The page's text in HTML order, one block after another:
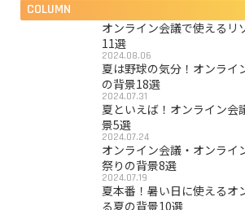
COLUMN
オンライン会議で使えるリ
11選
2024.08.06
夏は野球の気分！オンライ
の背景18選
2024.07.31
夏といえば！オンライン会
景5選
2024.07.24
オンライン会議・オンライ
祭りの背景8選
2024.07.19
夏本番！暑い日に使えるオ
る夏の背景10選